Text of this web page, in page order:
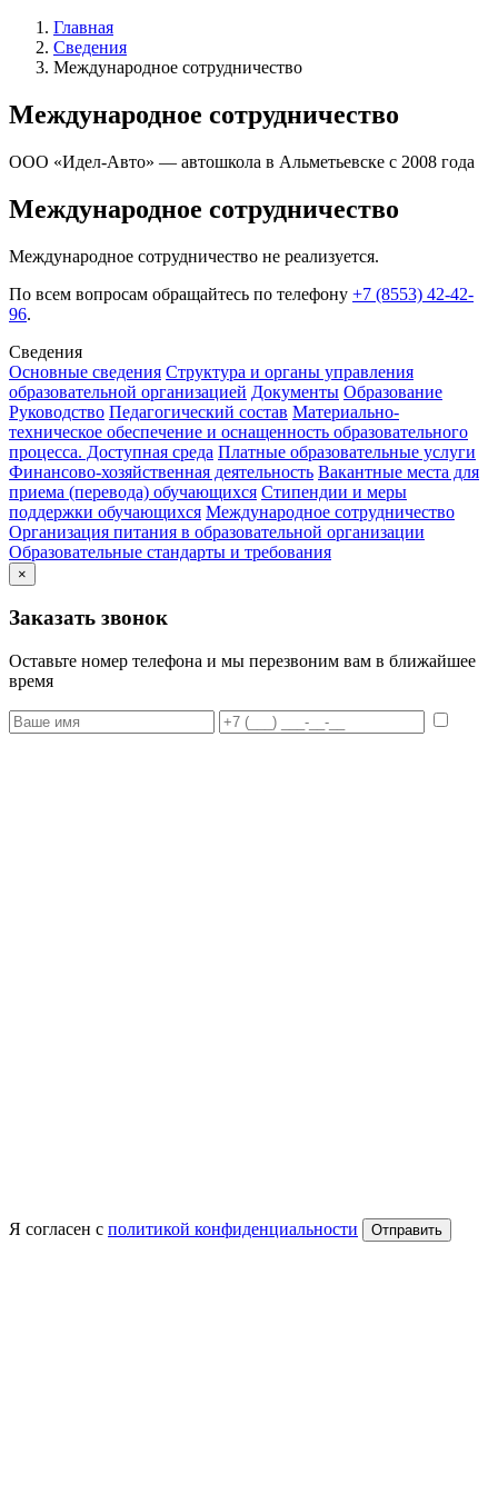
Главная
Сведения
Международное сотрудничество
Международное сотрудничество
ООО «Идел-Авто» — автошкола в Альметьевске с 2008 года
Международное сотрудничество
Международное сотрудничество не реализуется.
По всем вопросам обращайтесь по телефону +7 (8553) 42-42-
96.
Сведения
Основные сведения Структура и органы управления
образовательной организацией Документы Образование
Руководство Педагогический состав Материально-
техническое обеспечение и оснащенность образовательного
процесса. Доступная среда Платные образовательные услуги
Финансово-хозяйственная деятельность Вакантные места для
приема (перевода) обучающихся Стипендии и меры
поддержки обучающихся Международное сотрудничество
Организация питания в образовательной организации
Образовательные стандарты и требования
×
Заказать звонок
Оставьте номер телефона и мы перезвоним вам в ближайшее
время
Я согласен с политикой конфиденциальности Отправить